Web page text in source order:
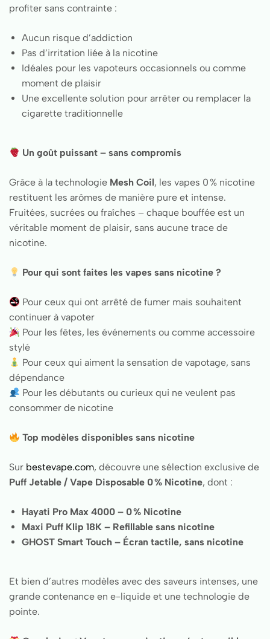
profiter sans contrainte :
Aucun risque d’addiction
Pas d’irritation liée à la nicotine
Idéales pour les vapoteurs occasionnels ou comme
moment de plaisir
Une excellente solution pour arrêter ou remplacer la
cigarette traditionnelle
Un goût puissant – sans compromis
Grâce à la technologie Mesh Coil, les vapes 0 % nicotine
restituent les arômes de manière pure et intense.
Fruitées, sucrées ou fraîches – chaque bouffée est un
véritable moment de plaisir, sans aucune trace de
nicotine.
Pour qui sont faites les vapes sans nicotine ?
Pour ceux qui ont arrêté de fumer mais souhaitent
continuer à vapoter
Pour les fêtes, les événements ou comme accessoire
stylé
Pour ceux qui aiment la sensation de vapotage, sans
dépendance
Pour les débutants ou curieux qui ne veulent pas
consommer de nicotine
Top modèles disponibles sans nicotine
Sur bestevape.com, découvre une sélection exclusive de
Puff Jetable / Vape Disposable 0 % Nicotine, dont :
Hayati Pro Max 4000 – 0 % Nicotine
Maxi Puff Klip 18K – Refillable sans nicotine
GHOST Smart Touch – Écran tactile, sans nicotine
Et bien d’autres modèles avec des saveurs intenses, une
grande contenance en e-liquide et une technologie de
pointe.